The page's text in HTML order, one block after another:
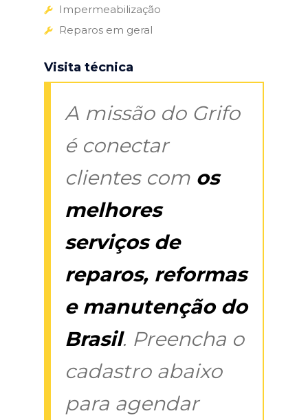
Impermeabilização
Reparos em geral
Visita técnica
A missão do Grifo
é conectar
clientes com os
melhores
serviços de
reparos, reformas
e manutenção do
Brasil. Preencha o
cadastro abaixo
para agendar